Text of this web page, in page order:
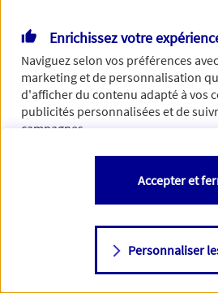
Enrichissez votre
Naviguez selon vos préférences
marketing et de personnalisation
d'afficher du contenu adapté à vos
publicités personnalisées et de
campagnes.
Vous êtes libre de les accepter, de les
changer d'avis à tout moment en
Consulter notre politique decookies
Personnaliser
Accepter et